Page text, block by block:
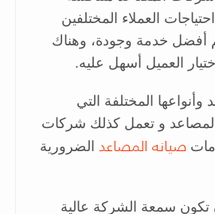
العملاء المختلفين
أفضل خدمة وجودة، وهناك
العميل أسهل عليه.
المختلفة التي
و تعمل كذلك شركات
صيانه المصاعد الضرورية
تكون سمعة الشركة عالية